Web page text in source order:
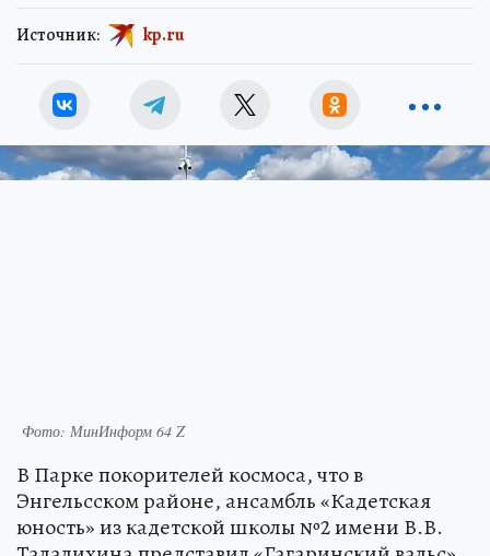
Источник: kp.ru
Фото: МинИнформ 64 Z
В Парке покорителей космоса, что в
Энгельсском районе, ансамбль «Кадетская
юность» из кадетской школы №2 имени В.В.